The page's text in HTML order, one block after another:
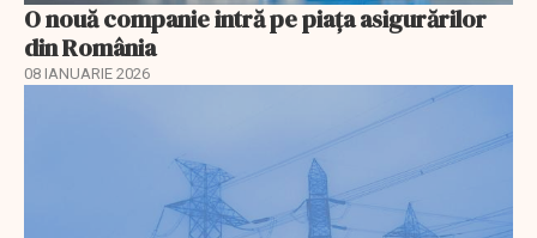
O nouă companie intră pe piața asigurărilor
din România
08 IANUARIE 2026